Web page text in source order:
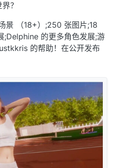
？
景 （18+）;250 张图片;18
;Delphine 的更多角色发展;游
的帮助！在公开发布